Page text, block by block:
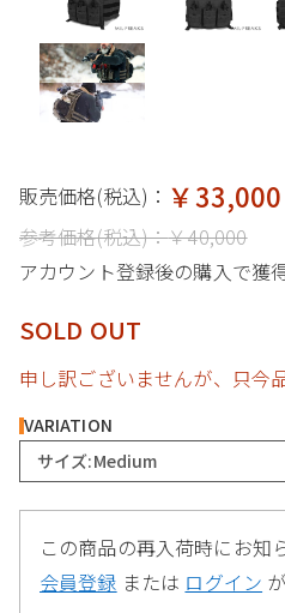
販売価格(税込)： ￥33,000
参考価格(税込)：￥40,000
アカウント登録後の購入で獲
SOLD OUT
申し訳ございませんが、只今
VARIATION
サイズ:Medium
この商品の再入荷時にお知
会員登録 または ログイン